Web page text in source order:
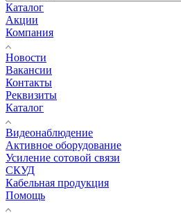
Каталог
Акции
Компания
Новости
Вакансии
Контакты
Реквизиты
Каталог
Видеонаблюдение
Активное оборудование
Усиление сотовой связи
СКУД
Кабельная продукция
Помощь